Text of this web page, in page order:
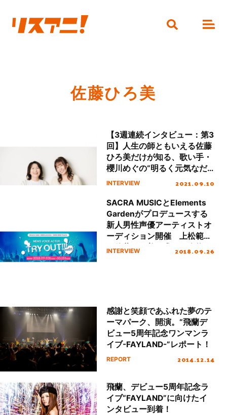
佐藤ひろ美
【3週連続インタビュー：第3
回】人生の師ともいえる佐藤
ひろ美だけが知る、歌い手・
櫻川めぐの“明るく元気なだ
けではない素顔”とは
「キボウマイロード」に込め
られたメッセージに迫る
INTERVIEW 2021.09.10
SACRA MUSICとElements
Gardenがプロデュースする
新人男性声優アーティストオ
ーディション開催 上松範康
と佐藤ひろ美が求める人物と
INTERVIEW 2018.09.26
感謝と笑顔であふれた夢のテ
ーマパーク、開演。“飛蘭デ
ビュー5周年記念ワンマンラ
イブ-FAYLAND-”レポート！
REPORT 2014.12.14
飛蘭、デビュー5周年記念ラ
イブ“FAYLAND”に向けたイ
ンタビュー到着！